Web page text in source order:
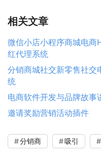
相关文章
微信小店小程序商城电商
红代理系统
分销商城社交新零售社交
统
电商软件开发与品牌故事
邀请奖励营销活动插件
分销商 吸引